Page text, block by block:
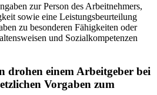
zur Person des Arbeitnehmers,
sowie eine Leistungsbeurteilung
zu besonderen Fähigkeiten oder
und Sozialkompetenzen
drohen einem Arbeitgeber bei
Vorgaben zum